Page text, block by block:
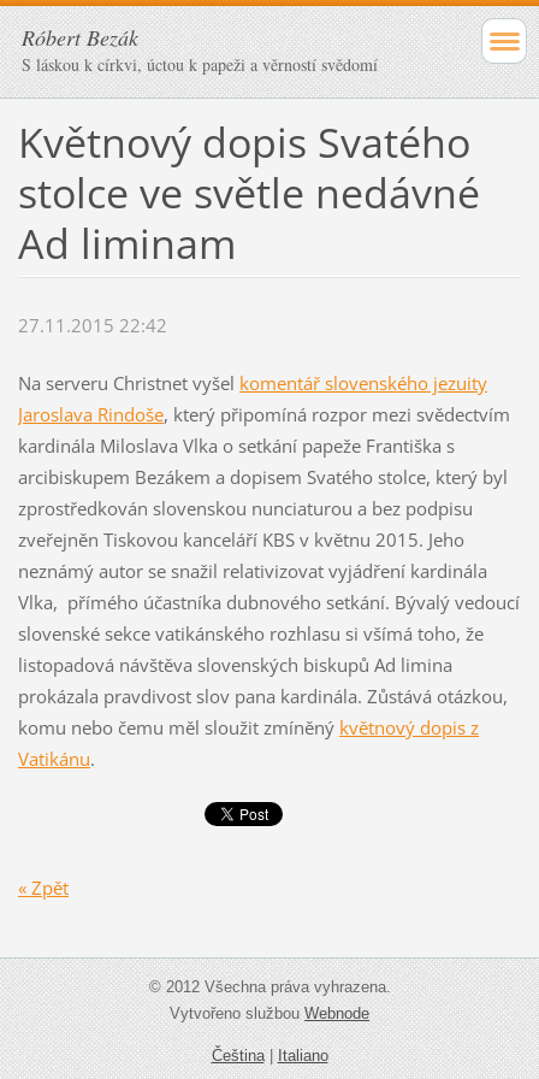
Róbert Bezák
S láskou k církvi, úctou k papeži a věrností svědomí
Květnový dopis Svatého
stolce ve světle nedávné
Ad liminam
27.11.2015 22:42
Na serveru Christnet vyšel komentář slovenského jezuity
Jaroslava Rindoše, který připomíná rozpor mezi svědectvím
kardinála Miloslava Vlka o setkání papeže Františka s
arcibiskupem Bezákem a dopisem Svatého stolce, který byl
zprostředkován slovenskou nunciaturou a bez podpisu
zveřejněn Tiskovou kanceláří KBS v květnu 2015. Jeho
neznámý autor se snažil relativizovat vyjádření kardinála
Vlka, přímého účastníka dubnového setkání. Bývalý vedoucí
slovenské sekce vatikánského rozhlasu si všímá toho, že
listopadová návštěva slovenských biskupů Ad limina
prokázala pravdivost slov pana kardinála. Zůstává otázkou,
komu nebo čemu měl sloužit zmíněný květnový dopis z
Vatikánu.
« Zpět
© 2012 Všechna práva vyhrazena.
Vytvořeno službouWebnode
Čeština|Italiano